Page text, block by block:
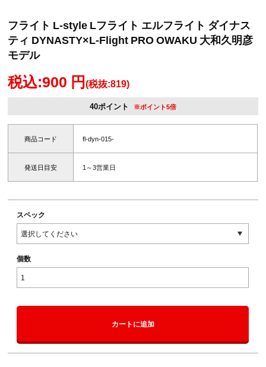
フライト L-style Lフライト エルフライト ダイナス
ティ DYNASTY×L-Flight PRO OWAKU 大和久明彦
モデル
税込:900 円(税抜:819)
40ポイント ※ポイント5倍
商品コード fl-dyn-015-
発送日目安 1～3営業日
スペック
個数
カートに追加